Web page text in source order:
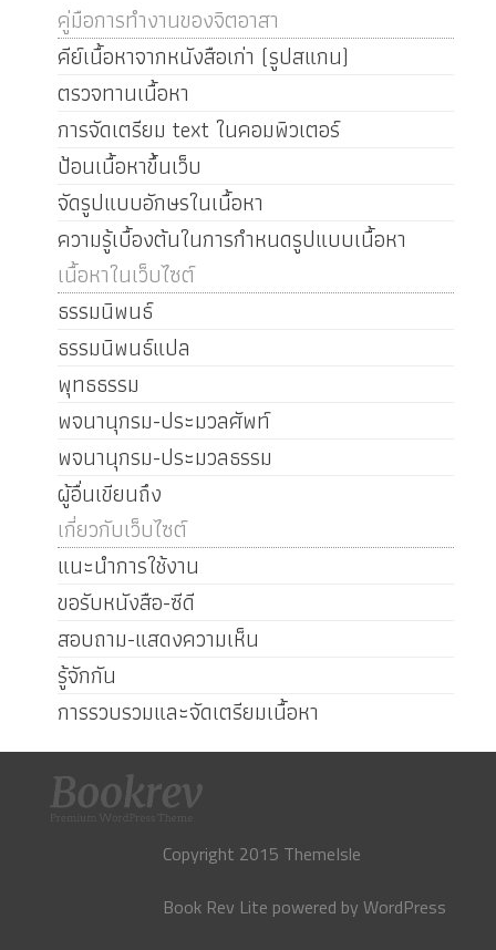
คู่มือการทำงานของจิตอาสา
คีย์เนื้อหาจากหนังสือเก่า (รูปสแกน)
ตรวจทานเนื้อหา
การจัดเตรียม text ในคอมพิวเตอร์
ป้อนเนื้อหาขึ้นเว็บ
จัดรูปแบบอักษรในเนื้อหา
ความรู้เบื้องต้นในการกำหนดรูปแบบเนื้อหา
เนื้อหาในเว็บไซต์
ธรรมนิพนธ์
ธรรมนิพนธ์แปล
พุทธธรรม
พจนานุกรม-ประมวลศัพท์
พจนานุกรม-ประมวลธรรม
ผู้อื่นเขียนถึง
เกี่ยวกับเว็บไซต์
แนะนำการใช้งาน
ขอรับหนังสือ-ซีดี
สอบถาม-แสดงความเห็น
รู้จักกัน
การรวบรวมและจัดเตรียมเนื้อหา
Copyright 2015 ThemeIsle
Book Rev Lite powered byWordPress